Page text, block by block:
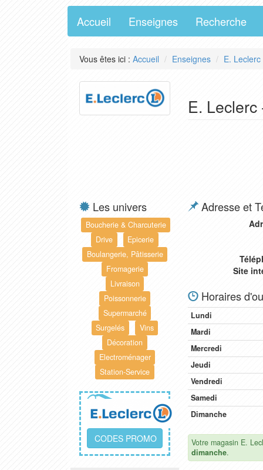
Accueil Enseignes Recherche
Vous êtes ici : Accueil Enseignes E. Leclerc
E.
Les univers
Boucherie & Charcuterie
Drive
Epicerie
Boulangerie, Pâtisserie
Fromagerie
Livraison
Poissonnerie
Supermarché
Surgelés
Vins
Décoration
Electroménager
Station-Service
CODES PROMO
Adresse et
Site
Horaires
Lundi
Mardi
Mercredi
Jeudi
Vendredi
Samedi
Dimanche
Votre magasin E.
dimanche.